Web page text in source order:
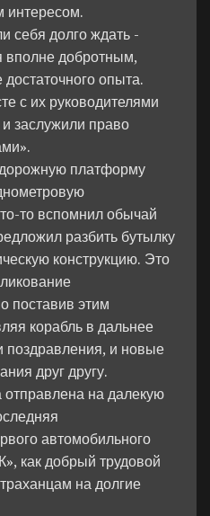
интересом.
себя долго ждать -
вполне добротным,
достаточного опыта.
с их руководителями
заслужили право
платформу
то вспомнил обычай
разбить бутылку
конструкцию. Это
поставив этим
корабль в дальнее
поздравления, и новые
друг другу.
на далекую
автомобильного
как добрый трудовой
на долгие